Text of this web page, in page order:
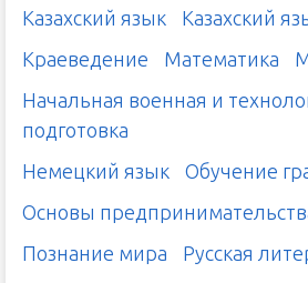
Казахский язык
Казахский
Краеведение
Математика
Начальная военная и
подготовка
Немецкий язык
Обучение
Основы
Познание мира
Русская